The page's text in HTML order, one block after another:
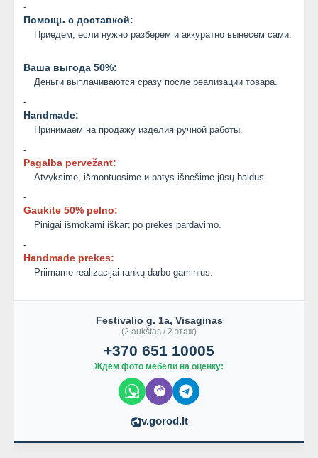
-
Помощь с доставкой:
Приедем, если нужно разберем и аккуратно вынесем сами.
-
Ваша выгода 50%:
Деньги выплачиваются сразу после реализации товара.
-
Handmade:
Принимаем на продажу изделия ручной работы.
-
Pagalba pervežant:
Atvyksime, išmontuosime и patys išnešime jūsų baldus.
-
Gaukite 50% pelno:
Pinigai išmokami iškart po prekės pardavimo.
-
Handmade prekes:
Priimame realizacijai rankų darbo gaminius.
Festivalio g. 1a, Visaginas
(2 aukštas / 2 этаж)
+370 651 10005
Ждем фото мебели на оценку:
v.gorod.lt